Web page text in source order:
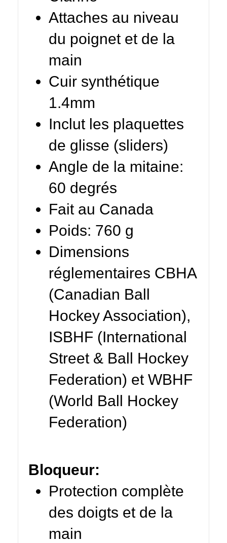
Attaches au niveau
du poignet et de la
main
Cuir synthétique
1.4mm
Inclut les plaquettes
de glisse (sliders)
Angle de la mitaine:
60 degrés
Fait au Canada
Poids: 760 g
Dimensions
réglementaires CBHA
(Canadian Ball
Hockey Association),
ISBHF (International
Street & Ball Hockey
Federation) et WBHF
(World Ball Hockey
Federation)
Bloqueur:
Protection complète
des doigts et de la
main